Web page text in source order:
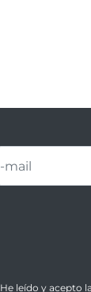
He leído y acepto